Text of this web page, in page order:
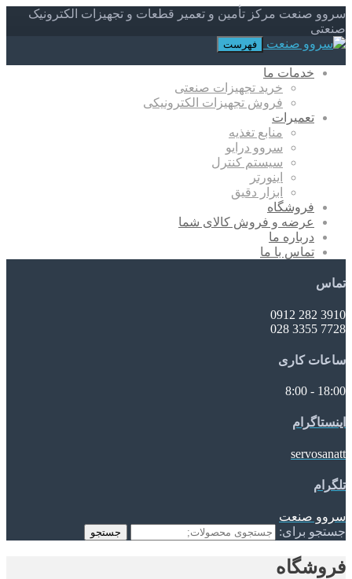
سروو صنعت مرکز تأمین و تعمیر قطعات و تجهیزات الکترونیک
صنعتی
فهرست
خدمات ما
خرید تجهیزات صنعتی
فروش تجهیزات الکترونیکی
تعمیرات
منابع تغذیه
سروو درایو
سیستم کنترل
اینورتر
ابزار دقیق
فروشگاه
عرضه و فروش کالای شما
درباره ما
تماس با ما
تماس
3910 282 0912
7728 3355 028
ساعات کاری
18:00 - 8:00
اینستاگرام
servosanatt
تلگرام
سروو صنعت
جستجو برای:
جستجو
فروشگاه